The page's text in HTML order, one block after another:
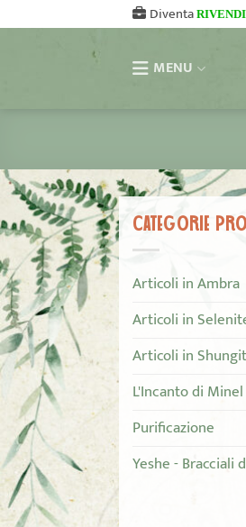
ai
Diventa
MENU
CATEGORIE
Articoli in Ambra
Articoli in
Articoli in
L'Incanto di Minel
Purificazione
Yeshe - Bracciali